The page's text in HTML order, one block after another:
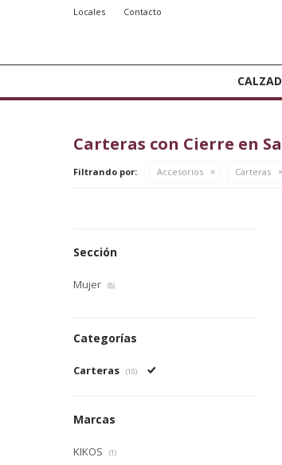
Locales Contacto
Carteras con Cierre en
Filtrando por: Accesorios Carteras
Categorías
Carteras (10)
Marcas
KIKOS (1)
Sección
Mujer (8)